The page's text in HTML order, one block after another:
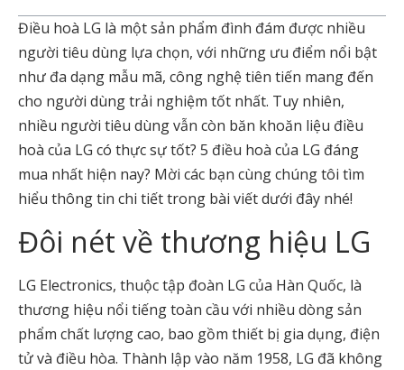
Điều hoà LG là một sản phẩm đình đám được nhiều
người tiêu dùng lựa chọn, với những ưu điểm nổi bật
như đa dạng mẫu mã, công nghệ tiên tiến mang đến
cho người dùng trải nghiệm tốt nhất. Tuy nhiên,
nhiều người tiêu dùng vẫn còn băn khoăn liệu điều
hoà của LG có thực sự tốt? 5 điều hoà của LG đáng
mua nhất hiện nay? Mời các bạn cùng chúng tôi tìm
hiểu thông tin chi tiết trong bài viết dưới đây nhé!
Đôi nét về thương hiệu LG
LG Electronics, thuộc tập đoàn LG của Hàn Quốc, là
thương hiệu nổi tiếng toàn cầu với nhiều dòng sản
phẩm chất lượng cao, bao gồm thiết bị gia dụng, điện
tử và điều hòa. Thành lập vào năm 1958, LG đã không